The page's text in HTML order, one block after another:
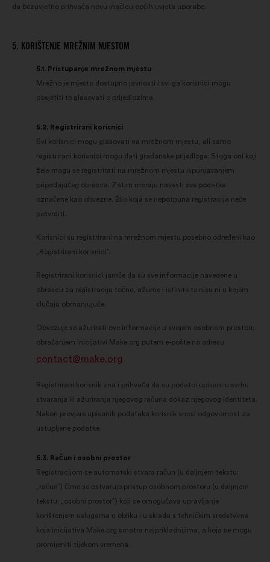
da bezuvjetno prihvaća novu inačicu općih uvjeta uporabe.
5. KORIŠTENJE MREŽNIM MJESTOM
5.1. Pristupanje mrežnom mjestu
Mrežno je mjesto dostupno javnosti i svi ga korisnici mogu
posjetiti te glasovati o prijedlozima.
5.2. Registrirani korisnici
Svi korisnici mogu glasovati na mrežnom mjestu, ali samo
registrirani korisnici mogu dati građanske prijedloge. Stoga oni koji
žele mogu se registrirati na mrežnom mjestu ispunjavanjem
pripadajućeg obrasca. Zatim moraju navesti sve podatke
označene kao obvezne. Bilo koja se nepotpuna registracija neće
potvrditi.
Korisnici su registrirani na mrežnom mjestu posebno određeni kao
„Registrirani korisnici”.
Registrirani korisnici jamče da su sve informacije navedene u
obrascu za registraciju točne, ažurne i istinite te nisu ni u kojem
slučaju obmanjujuće.
Obvezuje se ažurirati ove informacije u svojem osobnom prostoru
obraćanjem inicijativi Make.org putem e-pošte na adresu
contact@make.org
Registrirani korisnik zna i prihvaća da su podatci upisani u svrhu
stvaranja ili ažuriranja njegovog računa dokaz njegovog identiteta.
Nakon provjere upisanih podataka korisnik snosi odgovornost za
ustupljene podatke.
5.3. Račun i osobni prostor
Registracijom se automatski stvara račun (u daljnjem tekstu:
„račun”) čime se ostvaruje pristup osobnom prostoru (u daljnjem
tekstu: „osobni prostor”) koji se omogućava upravljanje
korištenjem uslugama u obliku i u skladu s tehničkim sredstvima
koja inicijativa Make.org smatra najprikladnijima, a koja se mogu
promijeniti tijekom vremena.